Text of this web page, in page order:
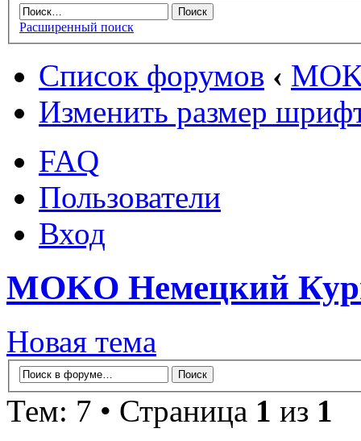
Расширенный поиск
Список форумов ‹
Изменить размер
FAQ
Пользователи
Вход
MOKO Немецкий
Новая тема
Тем: 7 • Страница 1 из 1